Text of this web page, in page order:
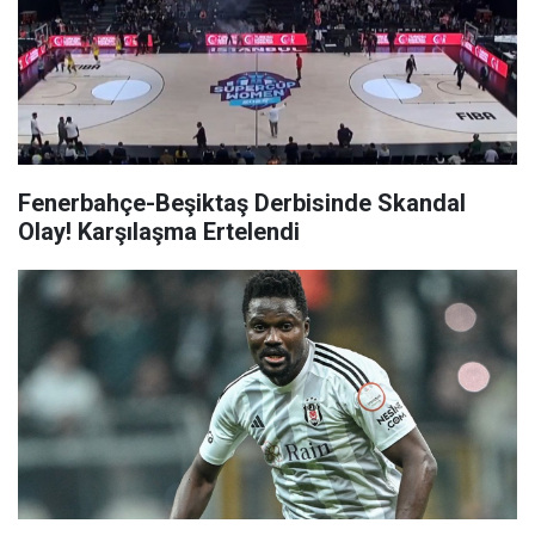
Fenerbahçe-Beşiktaş Derbisinde Skandal
Olay! Karşılaşma Ertelendi